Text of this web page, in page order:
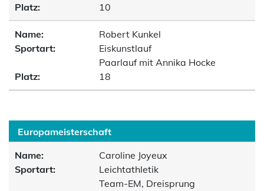
Platz:
10
Name:
Robert Kunkel
Sportart:
Eiskunstlauf
Paarlauf mit Annika Hocke
Platz:
18
Europameisterschaft
Name:
Caroline Joyeux
Sportart:
Leichtathletik
Team-EM, Dreisprung